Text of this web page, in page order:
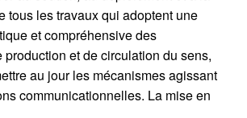
tous les travaux qui adoptent une
et compréhensive des
et de circulation du sens,
au jour les mécanismes agissant
communicationnelles. La mise en